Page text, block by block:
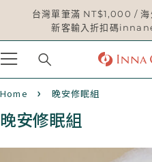
台灣單筆滿 NT$1,000 /
新客輸入折扣碼
Home 晚安修眠組​
晚安修眠組​